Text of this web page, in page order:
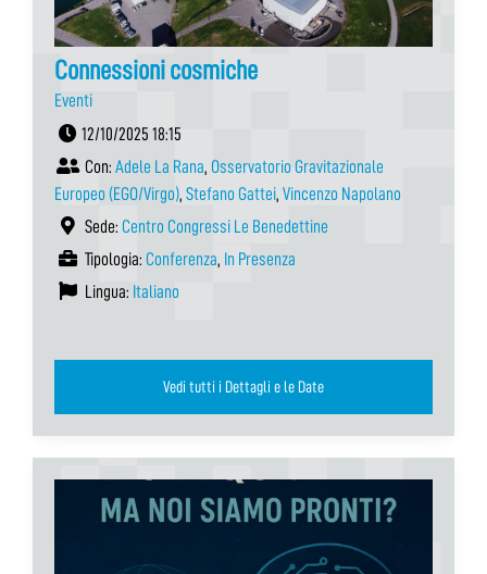
Connessioni cosmiche
Eventi
12/10/2025 18:15
Con: Adele La Rana, Osservatorio Gravitazionale
Europeo (EGO/Virgo), Stefano Gattei, Vincenzo Napolano
Sede: Centro Congressi Le Benedettine
Tipologia: Conferenza, In Presenza
Lingua: Italiano
Vedi tutti i Dettagli e le Date